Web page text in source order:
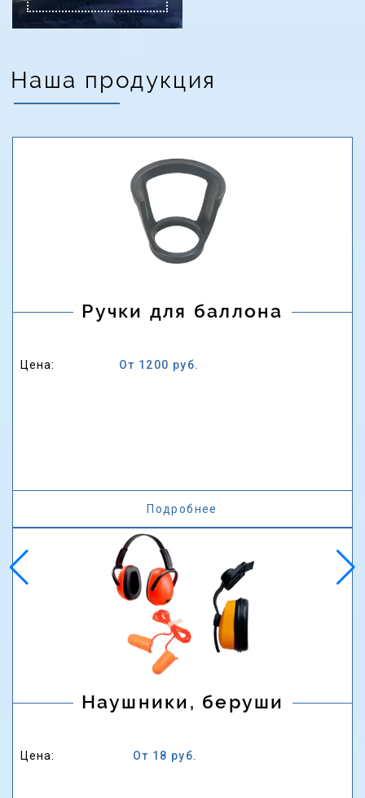
Наша продукция
Ручки для баллона
Цена: От 1200 руб.
Подробнее
Наушники, беруши
Цена: От 18 руб.